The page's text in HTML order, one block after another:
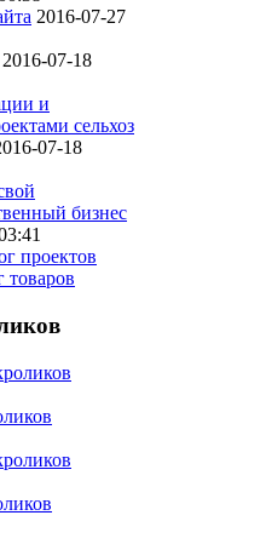
2016-07-27
2016-07-18
и
сельхоз
07-18
бизнес
проектов
товаров